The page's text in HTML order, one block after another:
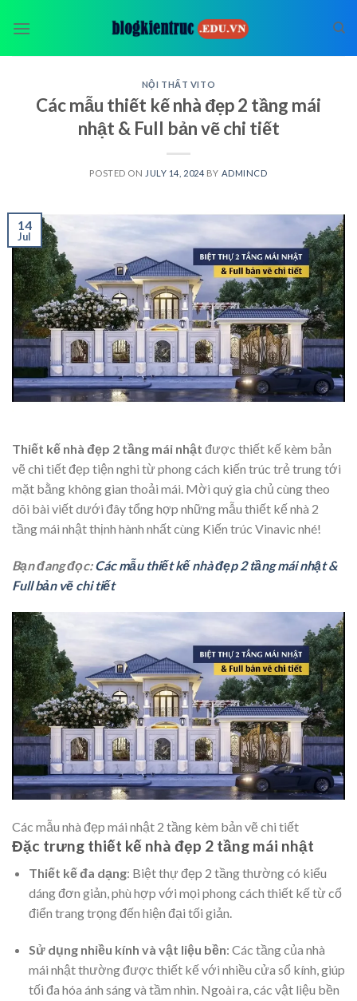
NỘI THẤT VITO
Các mẫu thiết kế nhà đẹp 2 tầng mái
nhật & Full bản vẽ chi tiết
POSTED ON JULY 14, 2024 BY ADMINCD
14
Jul
Thiết kế nhà đẹp 2 tầng mái nhật được thiết kế kèm bản
vẽ chi tiết đẹp tiện nghi từ phong cách kiến trúc trẻ trung tới
mặt bằng không gian thoải mái. Mời quý gia chủ cùng theo
dõi bài viết dưới đây tổng hợp những mẫu thiết kế nhà 2
tầng mái nhật thịnh hành nhất cùng Kiến trúc Vinavic nhé!
Bạn đang đọc:Các mẫu thiết kế nhà đẹp 2 tầng mái nhật &
Full bản vẽ chi tiết
Các mẫu nhà đẹp mái nhật 2 tầng kèm bản vẽ chi tiết
Đặc trưng thiết kế nhà đẹp 2 tầng mái nhật
Thiết kế đa dạng: Biệt thự đẹp 2 tầng thường có kiểu
dáng đơn giản, phù hợp với mọi phong cách thiết kế từ cổ
điển trang trọng đến hiện đại tối giản.
Sử dụng nhiều kính và vật liệu bền: Các tầng của nhà
mái nhật thường được thiết kế với nhiều cửa sổ kính, giúp
tối đa hóa ánh sáng và tầm nhìn. Ngoài ra, các vật liệu bền